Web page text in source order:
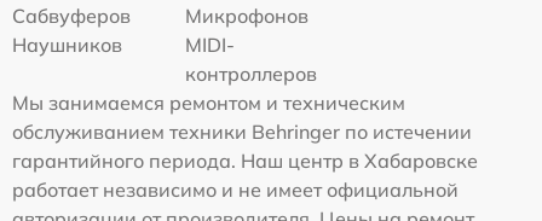
Сабвуферов
Микрофонов
Наушников
MIDI-
контроллеров
Мы занимаемся ремонтом и техническим
обслуживанием техники Behringer по истечении
гарантийного периода. Наш центр в Хабаровске
работает независимо и не имеет официальной